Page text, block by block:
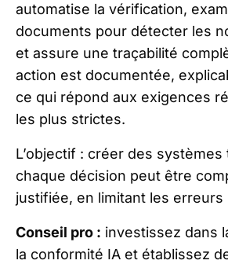
automatise la vérification,
documents pour détecter les
et assure une traçabilité
action est documentée,
ce qui répond aux exigences
les plus strictes.
L’objectif : créer des
chaque décision peut être
justifiée, en limitant les erreurs
Conseil pro : investissez dans
la conformité IA et établissez